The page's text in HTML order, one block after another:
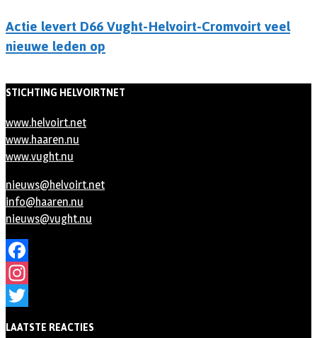
Actie levert D66 Vught-Helvoirt-Cromvoirt veel
nieuwe leden op
STICHTING HELVOIRTNET
www.helvoirt.net
www.haaren.nu
www.vught.nu
nieuws@helvoirt.net
info@haaren.nu
nieuws@vught.nu
Facebook
Instagram
LAATSTE REACTIES